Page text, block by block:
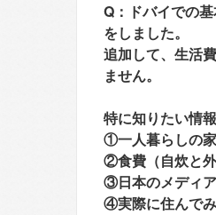
Q：ドバイでの
をしました。
追加して、生活
ません。
特に知りたい情
①一人暮らしの家
②食費（自炊と外
③日本のメディ
④実際に住んでみ